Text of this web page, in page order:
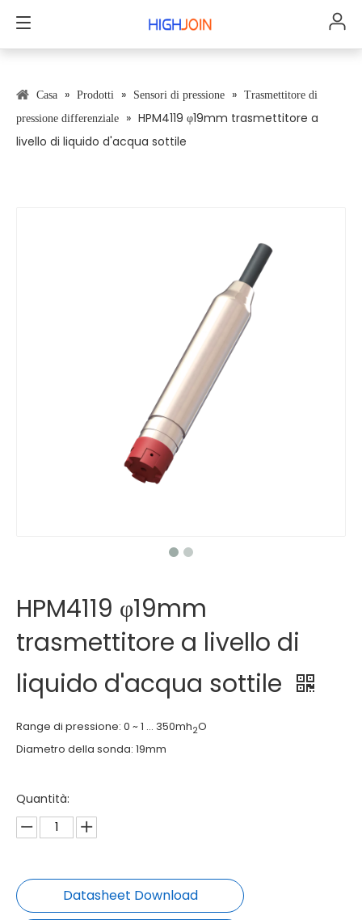
Casa » Prodotti » Sensori di pressione » Trasmettitore di
pressione differenziale
» HPM4119 φ19mm trasmettitore a
livello di liquido d'acqua sottile
HPM4119 φ19mm
trasmettitore a livello di
liquido d'acqua sottile
Range di pressione: 0 ~ 1 ... 350mh2O
Diametro della sonda: 19mm
Quantità: